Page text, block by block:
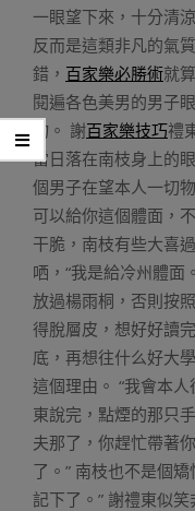
一眼望下來，十分清
反而是這類非凡的氣
錯， 百家樂必勝術就
閱遍各色美男的男子
物。 謝百家樂技巧禮
當日落在南枝身上的
個男子在望本人一切
可以給你這個體面，
干脆，南枝有些大喜
哂，“我是給冷州體面
放過楊雨桐，否則按
得脫層皮，想好好讀
底，再想往什么好大
這個理由。 “我會本
東說完，點煙的那只
夫那了，你趕忙帶著
了。” 南枝也不是個
記下了。” 謝禮東似